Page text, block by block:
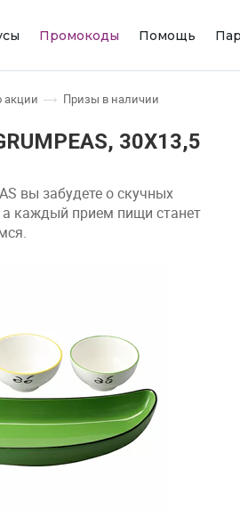
Промокоды Помощь
акции призы в наличии
30Х13,5
вы забудете о скучных
а каждый прием пищи станет